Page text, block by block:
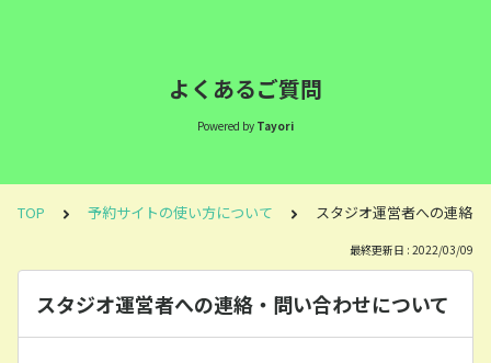
よくあるご質問
Powered by Tayori
TOP 予約サイトの使い方について スタジオ運営者への連絡
最終更新日 : 2022/03/09
スタジオ運営者への連絡・問い合わせについて